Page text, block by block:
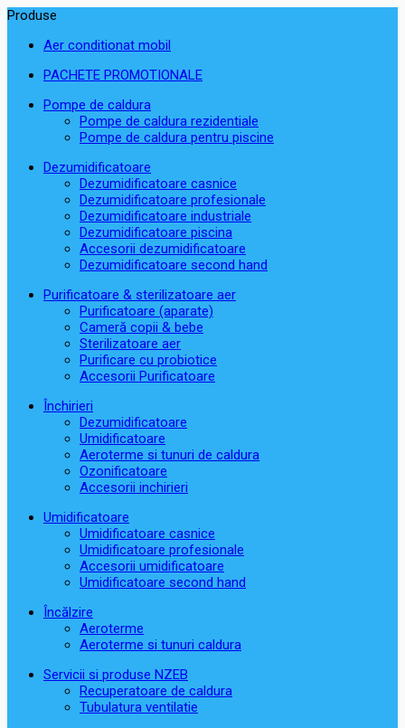
Produse
Aer conditionat mobil
PACHETE PROMOTIONALE
Pompe de caldura
Pompe de caldura rezidentiale
Pompe de caldura pentru piscine
Dezumidificatoare
Dezumidificatoare casnice
Dezumidificatoare profesionale
Dezumidificatoare industriale
Dezumidificatoare piscina
Accesorii dezumidificatoare
Dezumidificatoare second hand
Purificatoare & sterilizatoare aer
Purificatoare (aparate)
Cameră copii & bebe
Sterilizatoare aer
Purificare cu probiotice
Accesorii Purificatoare
Închirieri
Dezumidificatoare
Umidificatoare
Aeroterme si tunuri de caldura
Ozonificatoare
Accesorii inchirieri
Umidificatoare
Umidificatoare casnice
Umidificatoare profesionale
Accesorii umidificatoare
Umidificatoare second hand
Încălzire
Aeroterme
Aeroterme si tunuri caldura
Servicii si produse NZEB
Recuperatoare de caldura
Tubulatura ventilatie